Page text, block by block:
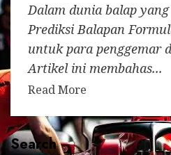
Dalam dunia balap
Prediksi Balapan
untuk para penggemar
Artikel ini membahas...
Read More
Search